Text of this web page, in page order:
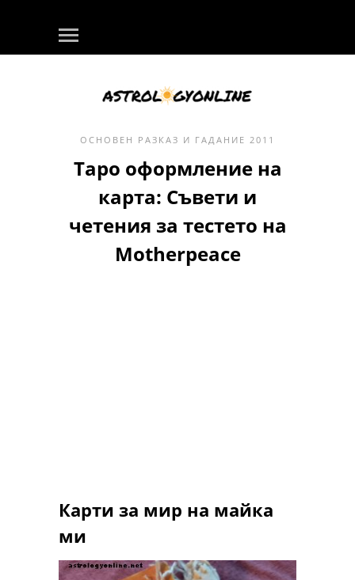
ОСНОВЕН РАЗКАЗ И ГАДАНИЕ 2011
Таро оформление на
карта: Съвети и
четения за тестето на
Motherpeace
Карти за мир на майка
ми